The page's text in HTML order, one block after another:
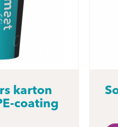
karton
coating